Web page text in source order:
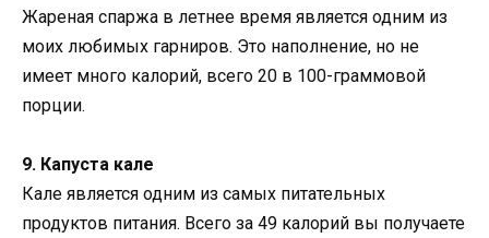
Жареная спаржа в летнее время является одним из
моих любимых гарниров. Это наполнение, но не
имеет много калорий, всего 20 в 100-граммовой
порции.
9. Капуста кале
Кале является одним из самых питательных
продуктов питания. Всего за 49 калорий вы получаете